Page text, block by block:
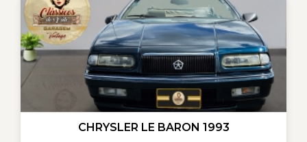
CHRYSLER LE BARON 1993